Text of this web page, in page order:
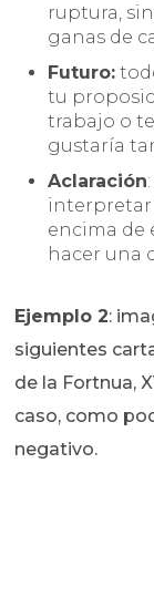
ruptura,
ganas de
Futuro:
tu
trabajo o
gustaría
Aclaración
interpretar
encima de
hacer una
Ejemplo 2:
siguientes
de la Fortnua,
caso, como
negativo.